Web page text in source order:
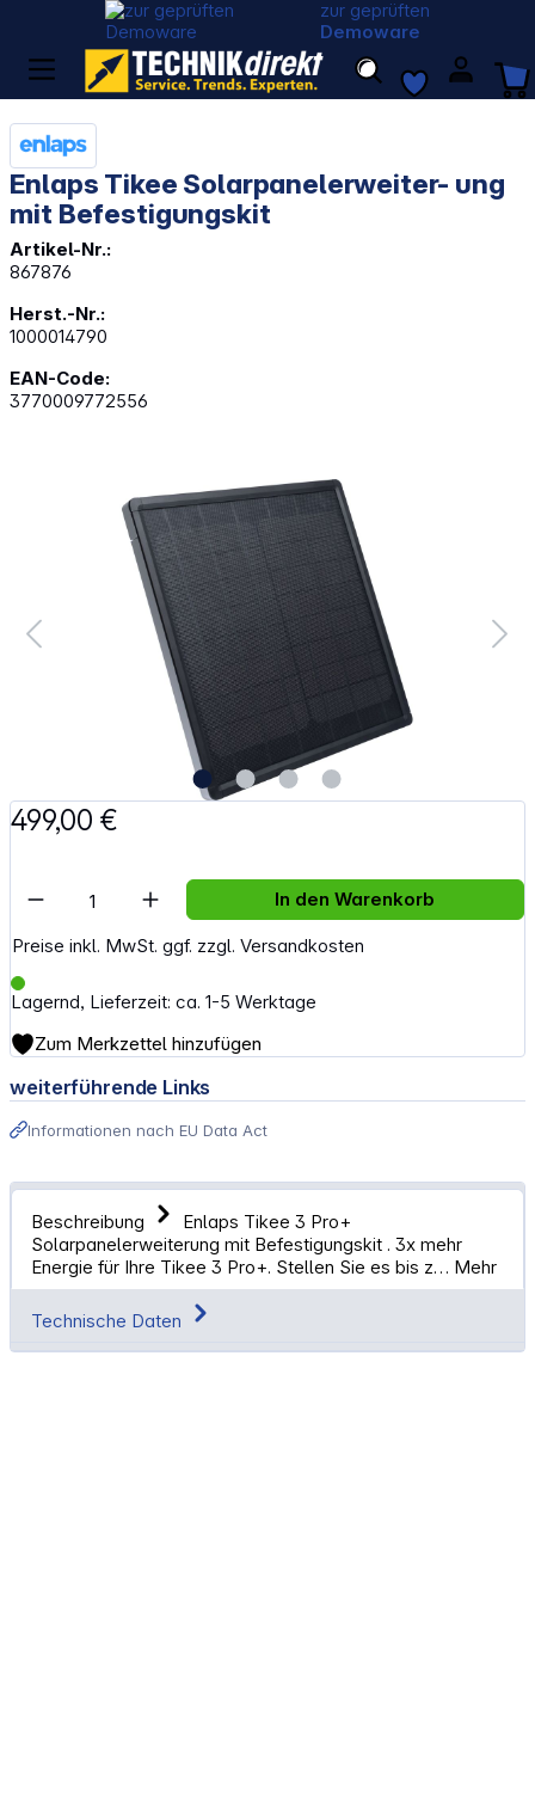
zur geprüften
Demoware
Enlaps Tikee Solarpanelerweiter- ung
mit Befestigungskit
Artikel-Nr.:
867876
Herst.-Nr.:
1000014790
EAN-Code:
3770009772556
Bildergalerie überspringen
499,00 €
Preise inkl. MwSt. ggf. zzgl. Versandkosten
Lagernd, Lieferzeit: ca. 1-5 Werktage
Artikel Anzahl: Gib den gewünschten
In den Warenkorb
Zum Merkzettel hinzufügen
weiterführende Links
Informationen nach EU Data Act
Beschreibung
Enlaps Tikee 3 Pro+
Solarpanelerweiterung mit Befestigungskit . 3x mehr
Energie für Ihre Tikee 3 Pro+. Stellen Sie es bis z… Mehr
Technische Daten